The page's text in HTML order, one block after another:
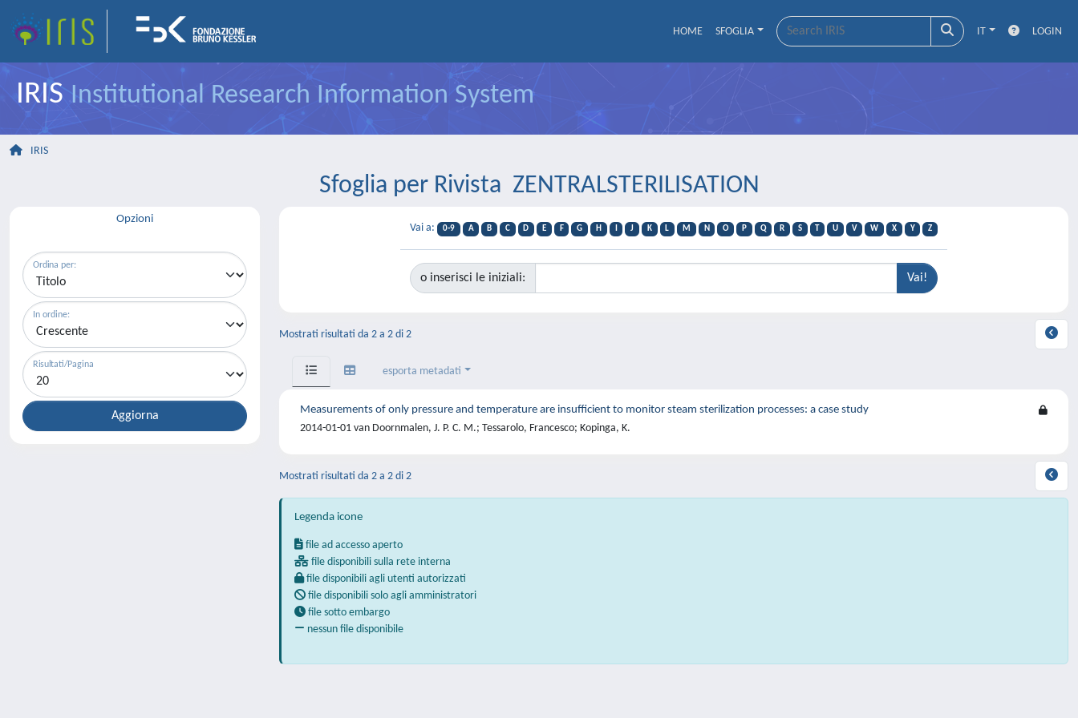
HOME SFOGLIA IT LOGIN
IRISInstitutional Research Information System
IRIS
Sfoglia per Rivista ZENTRALSTERILISATION
Opzioni
Ordina per:
In ordine:
Risultati/Pagina
Vai a: 0-9 A B C D E F G H J K L M N O P Q R S T U V W X Y Z
o inserisci le iniziali:
Mostrati risultati da 2 a 2 di 2
esporta metadati
Measurements of only pressure and temperature are insufficient to monitor steam sterilization processes: a case study
2014-01-01 van Doornmalen, J. P. C. M.; Tessarolo, Francesco; Kopinga, K.
Mostrati risultati da 2 a 2 di 2
Legenda icone
file ad accesso aperto
file disponibili sulla rete interna
file disponibili agli utenti autorizzati
file disponibili solo agli amministratori
file sotto embargo
nessun file disponibile